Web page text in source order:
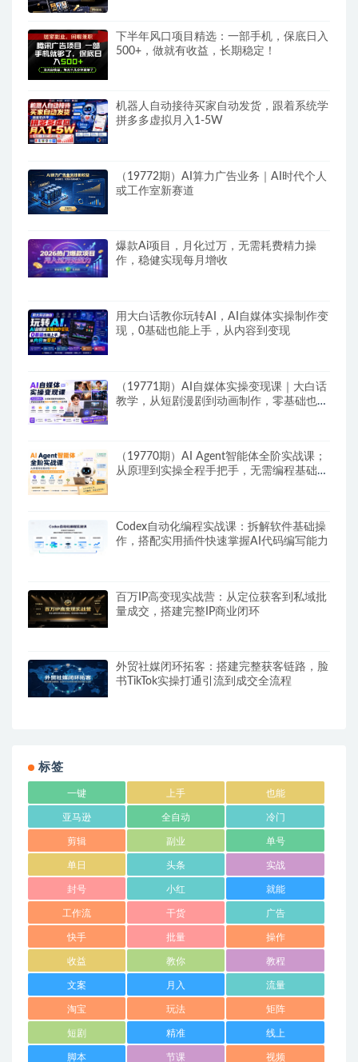
下半年风口项目精选：一部手机，保底日入
500+，做就有收益，长期稳定！
机器人自动接待买家自动发货，跟着系统学
拼多多虚拟月入1-5W
（19772期）AI算力广告业务｜AI时代个人
或工作室新赛道
爆款Ai项目，月化过万，无需耗费精力操
作，稳健实现每月增收
用大白话教你玩转AI，AI自媒体实操制作变
现，0基础也能上手，从内容到变现
（19771期）AI自媒体实操变现课｜大白话
教学，从短剧漫剧到动画制作，零基础也能
（19770期）AI Agent智能体全阶实战课；
从原理到实操全程手把手，无需编程基础也
Codex自动化编程实战课：拆解软件基础操
作，搭配实用插件快速掌握AI代码编写能力
百万IP高变现实战营：从定位获客到私域批
量成交，搭建完整IP商业闭环
外贸社媒闭环拓客：搭建完整获客链路，脸
书TikTok实操打通引流到成交全流程
标签
一键 上手 也能
亚马逊 全自动 冷门
剪辑 副业 单号
单日 头条 实战
封号 小红 就能
工作流 干货 广告
快手 批量 操作
收益 教你 教程
文案 月入 流量
淘宝 玩法 矩阵
短剧 精准 线上
脚本 节课 视频